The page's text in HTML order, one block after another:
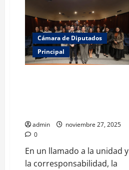
Cámara de Diputados
Principal
admin
noviembre 27, 2025
0
En un llamado a la unidad y
la corresponsabilidad, la